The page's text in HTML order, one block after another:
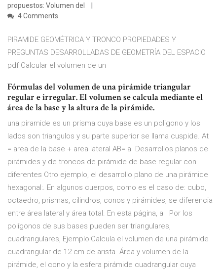
propuestos: Volumen del
4 Comments
PIRAMIDE GEOMÉTRICA Y TRONCO PROPIEDADES Y
PREGUNTAS DESARROLLADAS DE GEOMETRÍA DEL ESPACIO
pdf Calcular el volumen de un
Fórmulas del volumen de una pirámide triangular
regular e irregular. El volumen se calcula mediante el
área de la base y la altura de la pirámide.
una piramide es un prisma cuya base es un poligono y los
lados son triangulos y su parte superior se llama cuspide. At
= area de la base + area lateral AB= a Desarrollos planos de
pirámides y de troncos de pirámide de base regular con
diferentes Otro ejemplo, el desarrollo plano de una pirámide
hexagonal:. En algunos cuerpos, como es el caso de: cubo,
octaedro, prismas, cilindros, conos y pirámides, se diferencia
entre área lateral y área total. En esta página, a Por los
polígonos de sus bases pueden ser triangulares,
cuadrangulares, Ejemplo:Calcula el volumen de una pirámide
cuadrangular de 12 cm de arista Área y volumen de la
pirámide, el cono y la esfera pirámide cuadrangular cuya